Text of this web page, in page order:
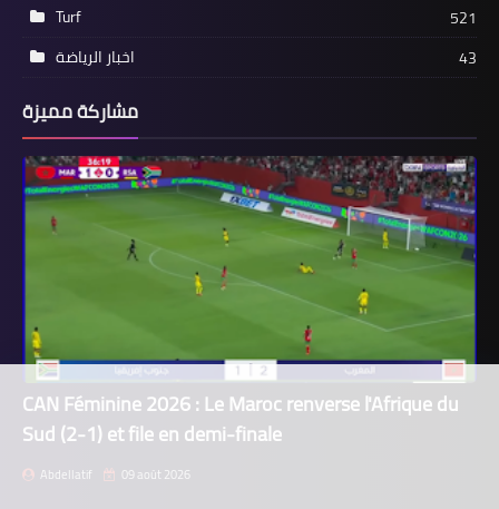
Turf
521
اخبار الرياضة
43
مشاركة مميزة
CAN Féminine 2026 : Le Maroc renverse l'Afrique du
Sud (2-1) et file en demi-finale
Abdellatif 09 août 2026